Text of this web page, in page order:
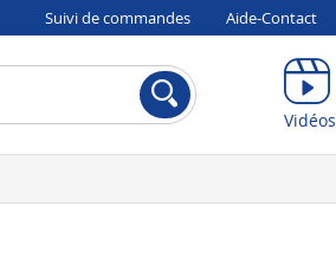
Suivi de commandes Aide-Contact
Vidéos
Compte